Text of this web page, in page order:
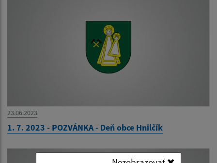
23.06.2023
1. 7. 2023 - POZVÁNKA - Deň obce Hnilčík